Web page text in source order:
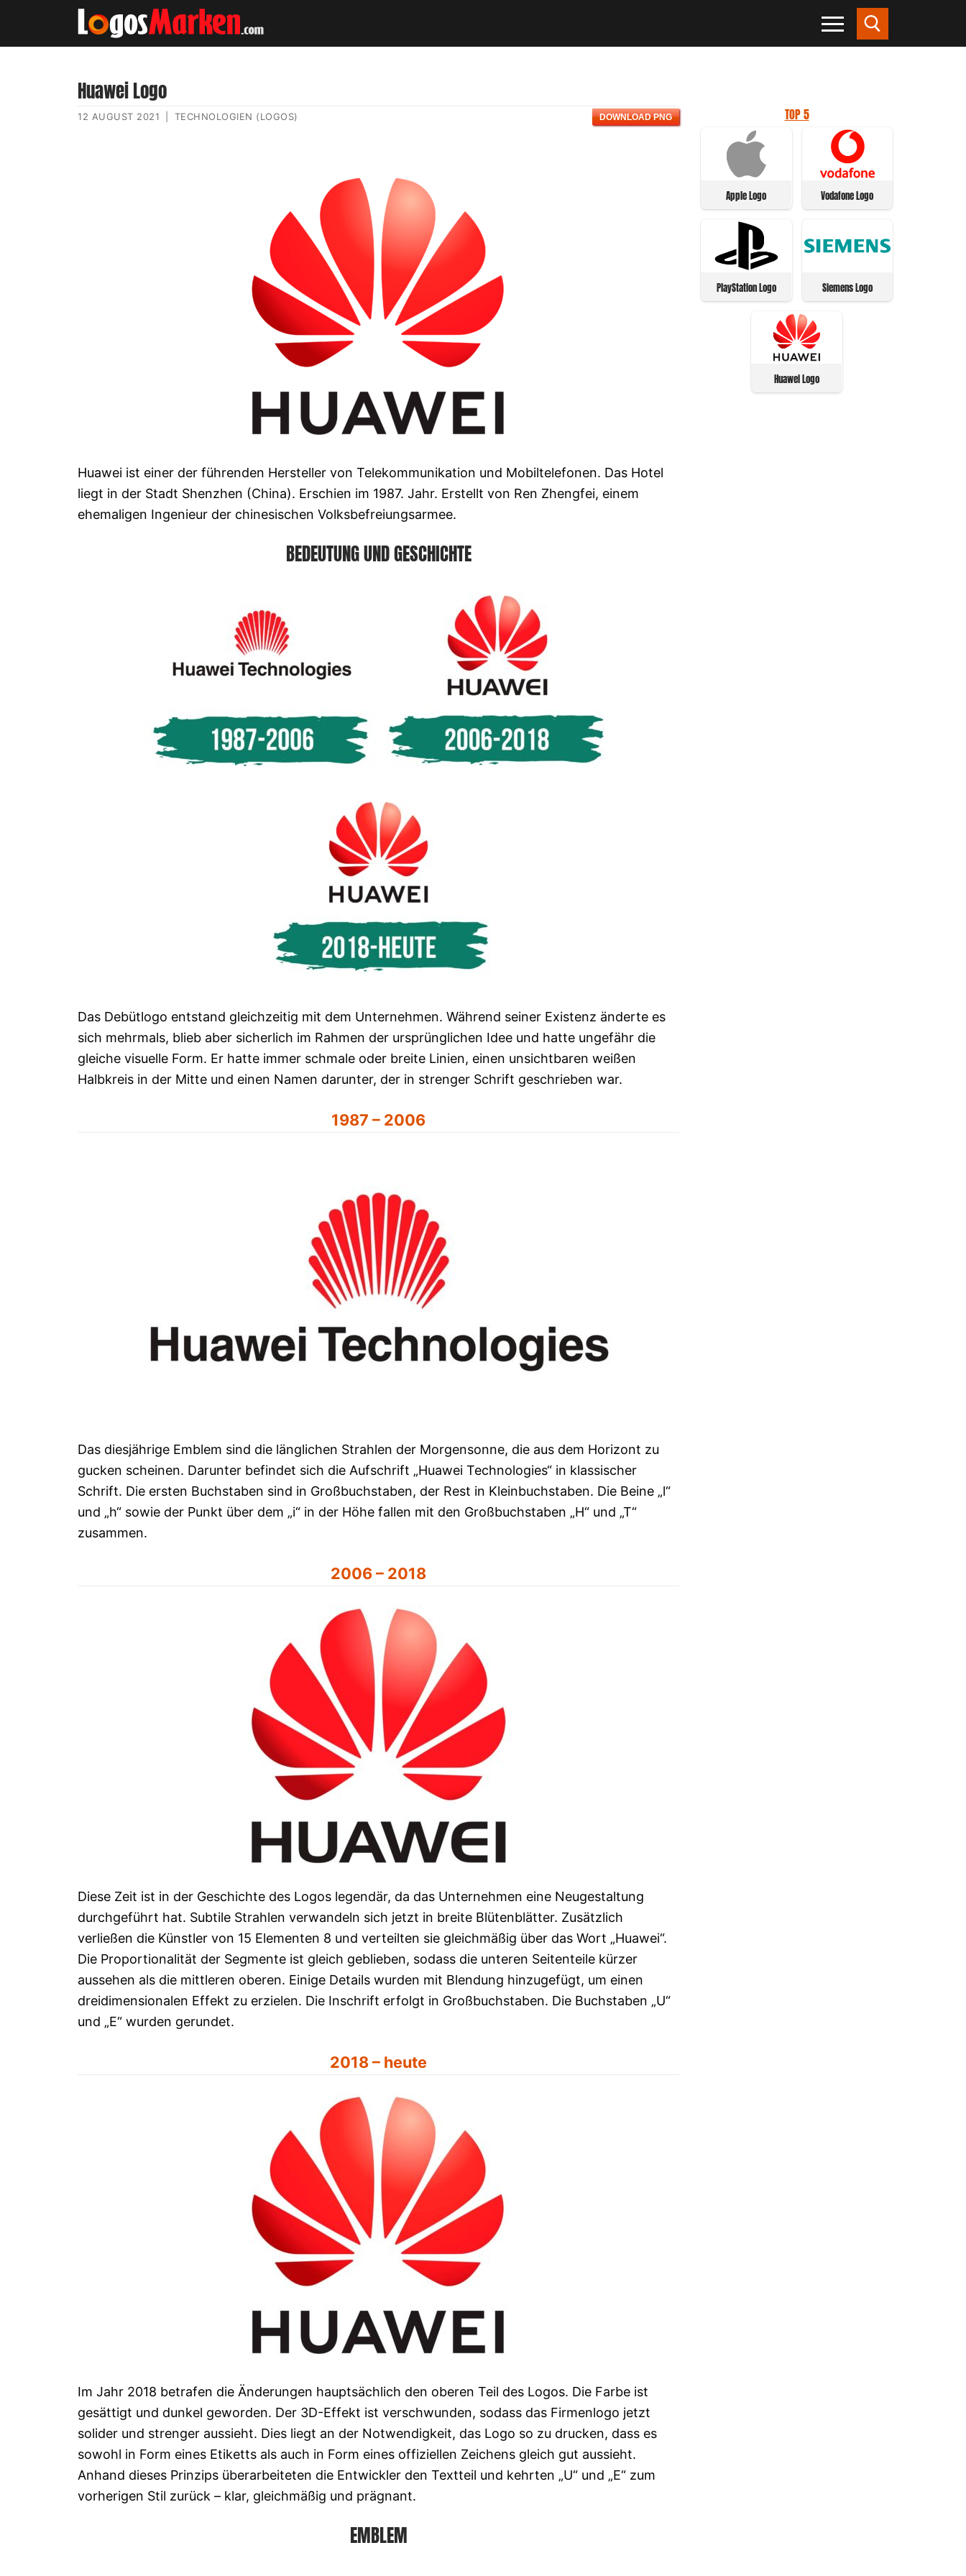
Huawei Logo
12 AUGUST 2021 TECHNOLOGIEN (LOGOS) DOWNLOAD PNG
Huawei ist einer der führenden Hersteller von Telekommunikation und Mobiltelefonen. Das Hotel
liegt in der Stadt Shenzhen (China). Erschien im 1987. Jahr. Erstellt von Ren Zhengfei, einem
ehemaligen Ingenieur der chinesischen Volksbefreiungsarmee.
BEDEUTUNG UND GESCHICHTE
Das Debütlogo entstand gleichzeitig mit dem Unternehmen. Während seiner Existenz änderte es
sich mehrmals, blieb aber sicherlich im Rahmen der ursprünglichen Idee und hatte ungefähr die
gleiche visuelle Form. Er hatte immer schmale oder breite Linien, einen unsichtbaren weißen
Halbkreis in der Mitte und einen Namen darunter, der in strenger Schrift geschrieben war.
1987 – 2006
Das diesjährige Emblem sind die länglichen Strahlen der Morgensonne, die aus dem Horizont zu
gucken scheinen. Darunter befindet sich die Aufschrift „Huawei Technologies“ in klassischer
Schrift. Die ersten Buchstaben sind in Großbuchstaben, der Rest in Kleinbuchstaben. Die Beine „l“
und „h“ sowie der Punkt über dem „i“ in der Höhe fallen mit den Großbuchstaben „H“ und „T“
zusammen.
2006 – 2018
Diese Zeit ist in der Geschichte des Logos legendär, da das Unternehmen eine Neugestaltung
durchgeführt hat. Subtile Strahlen verwandeln sich jetzt in breite Blütenblätter. Zusätzlich
verließen die Künstler von 15 Elementen 8 und verteilten sie gleichmäßig über das Wort „Huawei“.
Die Proportionalität der Segmente ist gleich geblieben, sodass die unteren Seitenteile kürzer
aussehen als die mittleren oberen. Einige Details wurden mit Blendung hinzugefügt, um einen
dreidimensionalen Effekt zu erzielen. Die Inschrift erfolgt in Großbuchstaben. Die Buchstaben „U“
und „E“ wurden gerundet.
2018 – heute
Im Jahr 2018 betrafen die Änderungen hauptsächlich den oberen Teil des Logos. Die Farbe ist
gesättigt und dunkel geworden. Der 3D-Effekt ist verschwunden, sodass das Firmenlogo jetzt
solider und strenger aussieht. Dies liegt an der Notwendigkeit, das Logo so zu drucken, dass es
sowohl in Form eines Etiketts als auch in Form eines offiziellen Zeichens gleich gut aussieht.
Anhand dieses Prinzips überarbeiteten die Entwickler den Textteil und kehrten „U“ und „E“ zum
vorherigen Stil zurück – klar, gleichmäßig und prägnant.
EMBLEM
TOP 5
Apple Logo Vodafone Logo
PlayStation Logo Siemens Logo
Huawei Logo